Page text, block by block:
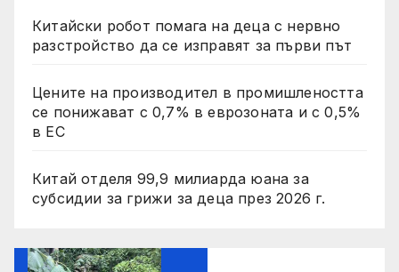
Китайски робот помага на деца с нервно
разстройство да се изправят за първи път
Цените на производител в промишлеността
се понижават с 0,7% в еврозоната и с 0,5%
в ЕС
Китай отделя 99,9 милиарда юана за
субсидии за грижи за деца през 2026 г.